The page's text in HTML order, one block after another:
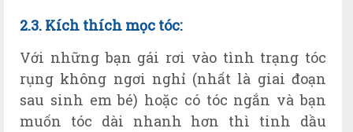
2.3. Kích thích mọc tóc:
Với những bạn gái rơi vào tình trạng tóc
rụng không ngơi nghỉ (nhất là giai đoạn
sau sinh em bé) hoặc có tóc ngắn và bạn
muốn tóc dài nhanh hơn thì tinh dầu